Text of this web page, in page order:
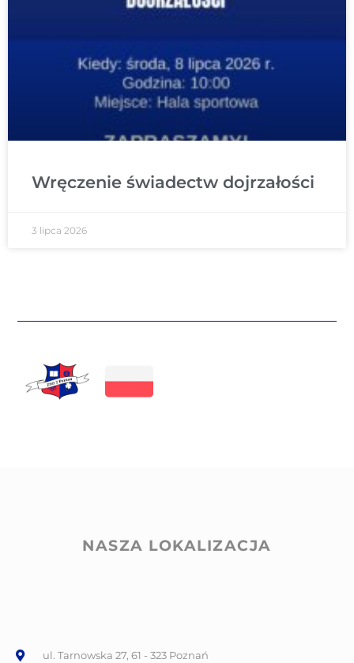
Wręczenie świadectw dojrzałości
3 lipca 2026
NASZA LOKALIZACJA
ul. Tarnowska 27, 61 - 323 Poznań